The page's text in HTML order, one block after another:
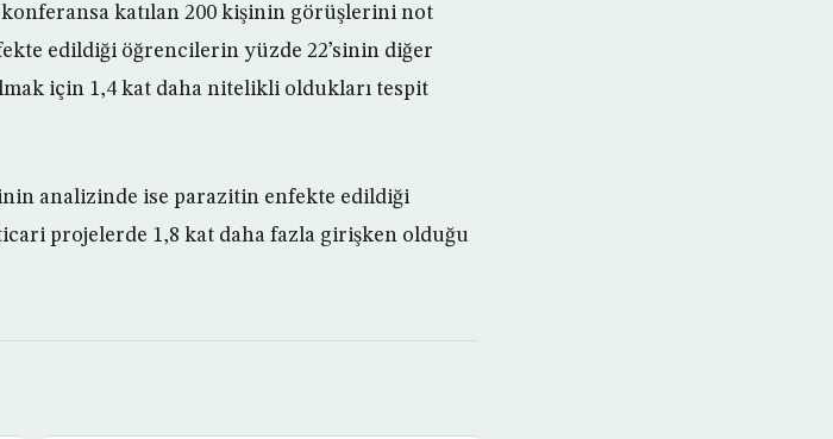
konferansa katılan 200 kişinin görüşlerini not
edildiği öğrencilerin yüzde 22’sinin diğer
için 1,4 kat daha nitelikli oldukları tespit
analizinde ise parazitin enfekte edildiği
projelerde 1,8 kat daha fazla girişken olduğu